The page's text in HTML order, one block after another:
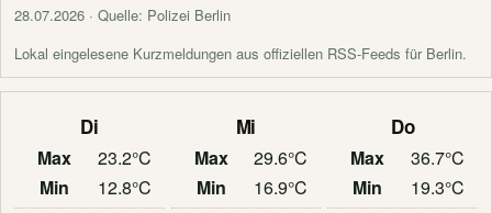
28.07.2026 · Quelle: Polizei Berlin
Lokal eingelesene Kurzmeldungen aus offiziellen RSS-Feeds für Berlin.
Di
Max
23.2°C
Min
12.8°C
Mi
Max
29.6°C
Min
16.9°C
Do
Max
36.7°C
Min
19.3°C